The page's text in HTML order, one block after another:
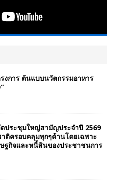
งการ ต้นแบบนวัตกรรมอาหาร
ประชุมใหญ่สามัญประจำปี 2569
ติครอบคลุมทุกๆด้านโดยเฉพาะ
ฐกิจและหนี้สินของประชาชนการ